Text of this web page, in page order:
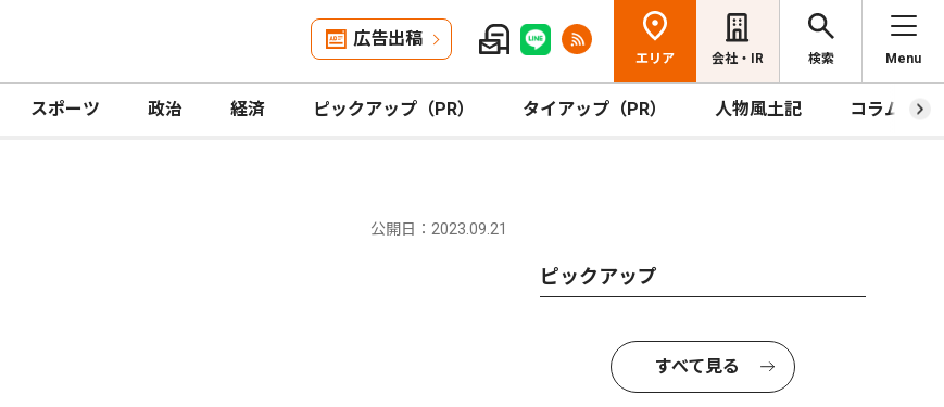
広告出稿
エリア 会社・IR 検索 Menu
スポーツ 政治 経済 ピックアップ（PR） タイアップ（PR） 人物風土記 コラム
公開日：2023.09.21
ピックアップ
すべて見る